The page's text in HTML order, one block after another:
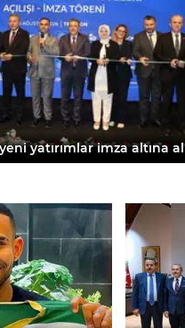
yatırımlar imza altına